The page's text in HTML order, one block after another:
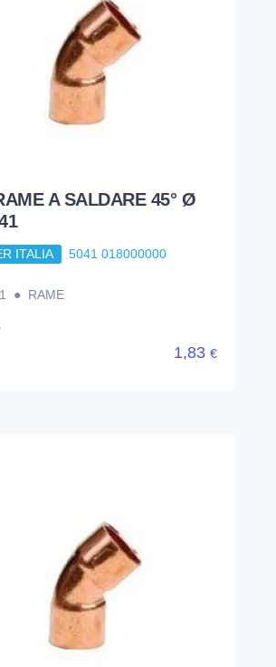
A SALDARE 45° Ø
ITALIA 5041 018000000
● RAME
1,83 €